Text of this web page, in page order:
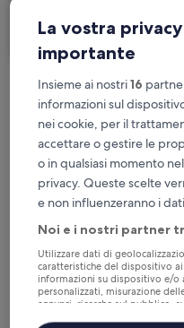
Cancellazione
programma
Accumula
soggiorno
Risparmia di più
iscritti
Controlla i prezzi
La vostra
importante
Insieme ai nostri16
informazioni sul
nei cookie, per il
accettare o gestire le
o in qualsiasi momento
privacy. Queste scelte
e non influenzeranno i
Noi e i nostri partner
Utilizzare dati di
caratteristiche del dispositivo
informazioni su dispositivo e/o
personalizzati, misurazione
annunci, ricerche sul pubblico,
Elenco dei partner